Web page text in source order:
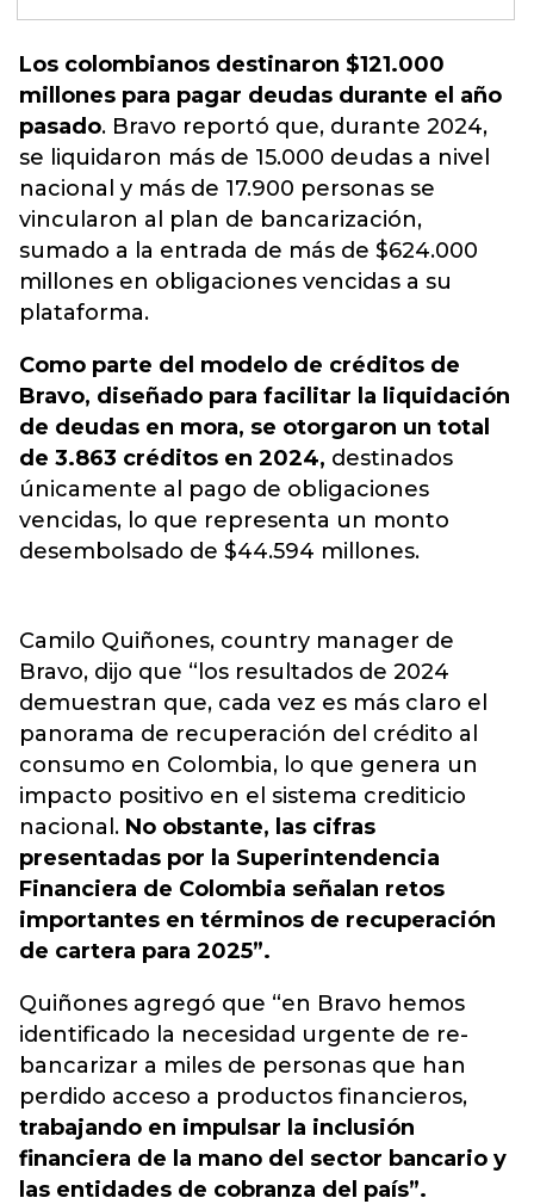
Los colombianos destinaron $121.000
millones para pagar deudas durante el año
pasado. Bravo reportó que, durante 2024,
se liquidaron más de 15.000 deudas a nivel
nacional y más de 17.900 personas se
vincularon al plan de bancarización,
sumado a la entrada de más de $624.000
millones en obligaciones vencidas a su
plataforma.
Como parte del modelo de créditos de
Bravo, diseñado para facilitar la liquidación
de deudas en mora, se otorgaron un total
de 3.863 créditos en 2024, destinados
únicamente al pago de obligaciones
vencidas, lo que representa un monto
desembolsado de $44.594 millones.
Camilo Quiñones, country manager de
Bravo, dijo que “los resultados de 2024
demuestran que, cada vez es más claro el
panorama de recuperación del crédito al
consumo en Colombia, lo que genera un
impacto positivo en el sistema crediticio
nacional. No obstante, las cifras
presentadas por la Superintendencia
Financiera de Colombia señalan retos
importantes en términos de recuperación
de cartera para 2025”.
Quiñones agregó que “en Bravo hemos
identificado la necesidad urgente de re-
bancarizar a miles de personas que han
perdido acceso a productos financieros,
trabajando en impulsar la inclusión
financiera de la mano del sector bancario y
las entidades de cobranza del país”.